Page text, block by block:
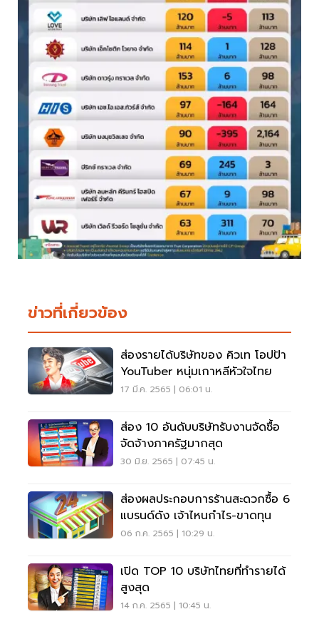
ข่าวที่เกี่ยวข้อง
ส่องรายได้บริษัทของ คิวเท โอปป้า
YouTuber หนุ่มเกาหลีหัวใจไทย
17 มี.ค. 2565 | 06:01 น.
ส่อง 10 อันดับบริษัทรับงานจัดซื้อ
จัดจ้างภาครัฐมากสุด
30 มิ.ย. 2565 | 07:45 น.
ส่องผลประกอบการร้านสะดวกซื้อ 6
แบรนด์ดัง เจ้าไหนกำไร-ขาดทุน
06 ก.ค. 2565 | 10:29 น.
เปิด TOP 10 บริษัทไทยที่ทำรายได้
สูงสุด
14 ก.ค. 2565 | 10:45 น.